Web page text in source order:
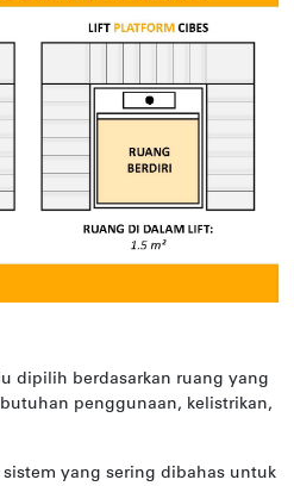
dipilih berdasarkan ruang yang
penggunaan, kelistrikan,
yang sering dibahas untuk